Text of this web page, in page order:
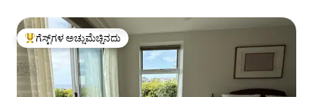
ಗೆಸ್ಟ್‌ಗಳಿಗೆ ಅತಿ ಹೆಚ್ಚು ಅಚ್ಚುಮೆಚ್ಚಿನದು
ಗೆಸ್ಟ್‌ಗಳ ಅಚ್ಚುಮೆಚ್ಚಿನದು